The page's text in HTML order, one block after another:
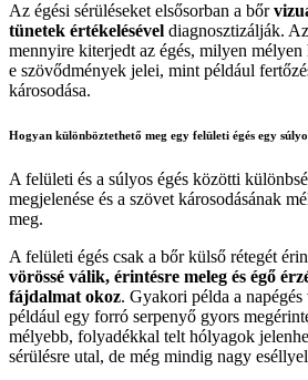
Az égési sérüléseket elsősorban a bőr
tünetek értékelésével diagnosztizálják.
mennyire kiterjedt az égés, milyen
e szövődmények jelei, mint például
károsodása.
Hogyan különböztethető meg egy felületi égés egy
A felületi és a súlyos égés közötti
megjelenése és a szövet károsodásának
meg.
A felületi égés csak a bőr külső rétegét
vörössé válik, érintésre meleg és égő
fájdalmat okoz. Gyakori példa a
például egy forró serpenyő gyors
mélyebb, folyadékkal telt hólyagok
sérülésre utal, de még mindig nagy